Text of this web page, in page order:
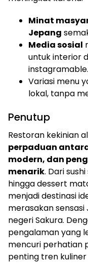
Minat
Jepang
Media sosial
untuk interior
instagramable.
Variasi menu
lokal, tanpa
Penutup
Restoran kekinian
perpaduan
modern, dan
menarik. Dari
hingga dessert
menjadi destinasi
merasakan
negeri Sakura.
pengalaman yang
mencuri perhatian
penting tren